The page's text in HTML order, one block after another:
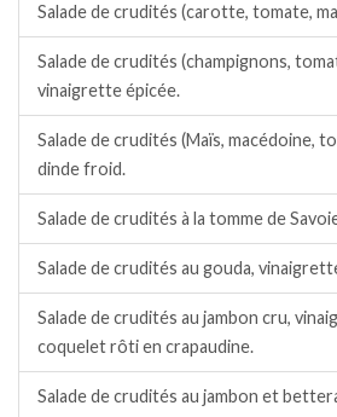
Salade de crudités (carotte, tomate,
Salade de crudités (champignons,
vinaigrette épicée.
Salade de crudités (Maïs, macédoine,
dinde froid.
Salade de crudités à la tomme de
Salade de crudités au gouda,
Salade de crudités au jambon cru,
coquelet rôti en crapaudine.
Salade de crudités au jambon et